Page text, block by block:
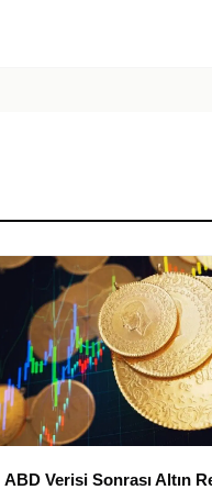
ABD Verisi Sonrası Altın